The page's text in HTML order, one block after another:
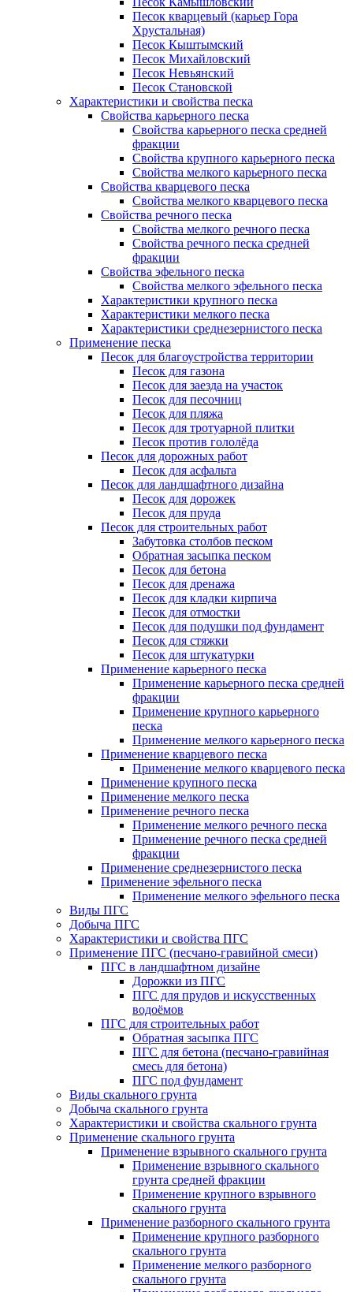
Песок кварцевый (карьер Гора
Хрустальная)
Песок Кыштымский
Песок Михайловский
Песок Невьянский
Песок Становской
Характеристики и свойства песка
Свойства карьерного песка
Свойства карьерного песка средней
фракции
Свойства крупного карьерного песка
Свойства мелкого карьерного песка
Свойства кварцевого песка
Свойства мелкого кварцевого песка
Свойства речного песка
Свойства мелкого речного песка
Свойства речного песка средней
фракции
Свойства эфельного песка
Свойства мелкого эфельного песка
Характеристики крупного песка
Характеристики мелкого песка
Характеристики среднезернистого песка
Применение песка
Песок для благоустройства территории
Песок для газона
Песок для заезда на участок
Песок для песочниц
Песок для пляжа
Песок для тротуарной плитки
Песок против гололёда
Песок для дорожных работ
Песок для асфальта
Песок для ландшафтного дизайна
Песок для дорожек
Песок для пруда
Песок для строительных работ
Забутовка столбов песком
Обратная засыпка песком
Песок для бетона
Песок для дренажа
Песок для кладки кирпича
Песок для отмостки
Песок для подушки под фундамент
Песок для стяжки
Песок для штукатурки
Применение карьерного песка
Применение карьерного песка средней
фракции
Применение крупного карьерного
песка
Применение мелкого карьерного песка
Применение кварцевого песка
Применение мелкого кварцевого песка
Применение крупного песка
Применение мелкого песка
Применение речного песка
Применение мелкого речного песка
Применение речного песка средней
фракции
Применение среднезернистого песка
Применение эфельного песка
Применение мелкого эфельного песка
Виды ПГС
Добыча ПГС
Характеристики и свойства ПГС
Применение ПГС (песчано-гравийной смеси)
ПГС в ландшафтном дизайне
Дорожки из ПГС
ПГС для прудов и искусственных
водоёмов
ПГС для строительных работ
Обратная засыпка ПГС
ПГС для бетона (песчано-гравийная
смесь для бетона)
ПГС под фундамент
Виды скального грунта
Добыча скального грунта
Характеристики и свойства скального грунта
Применение скального грунта
Применение взрывного скального грунта
Применение взрывного скального
грунта средней фракции
Применение крупного взрывного
скального грунта
Применение разборного скального грунта
Применение крупного разборного
скального грунта
Применение мелкого разборного
скального грунта